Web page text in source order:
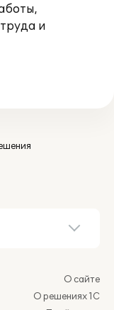
и
О сайте
О решениях 1С